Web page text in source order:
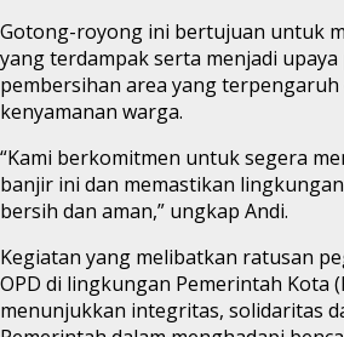
Gotong-royong ini bertujuan untuk
yang terdampak serta menjadi
pembersihan area yang terpengaruh
kenyamanan warga.
“Kami berkomitmen untuk segera
banjir ini dan memastikan
bersih dan aman,” ungkap Andi.
Kegiatan yang melibatkan ratusan
OPD di lingkungan Pemerintah Kota
menunjukkan integritas, solidaritas